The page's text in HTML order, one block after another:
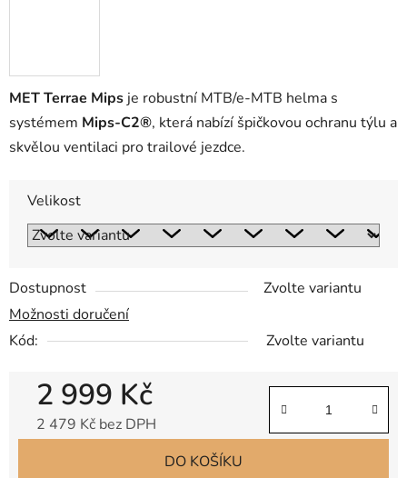
MET Terrae Mips je robustní MTB/e-MTB helma s
systémem Mips-C2®, která nabízí špičkovou ochranu týlu a
skvělou ventilaci pro trailové jezdce.
Velikost
Dostupnost
Zvolte variantu
Možnosti doručení
Kód:
Zvolte variantu
2 999 Kč
2 479 Kč bez DPH
DO KOŠÍKU